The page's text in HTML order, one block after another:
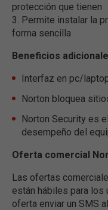
protección que tienen
3. Permite instalar la
forma sencilla
Beneficios
Interfaz en pc/
Norton bloquea
Norton Security es
desempeño del
Oferta comercial
Las ofertas
están hábiles para los
oferta enviar un SMS